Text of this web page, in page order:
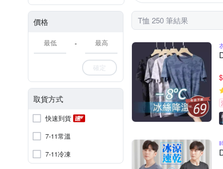
價格
-
確定
取貨方式
快速到貨
7-11常溫
7-11冷凍
T恤 250 筆結果
$